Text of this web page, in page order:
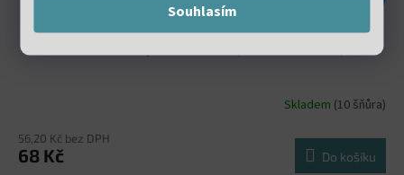
Souhlasím
Skladem (10 šňůra)
56,20 Kč bez DPH
68 Kč Do košíku